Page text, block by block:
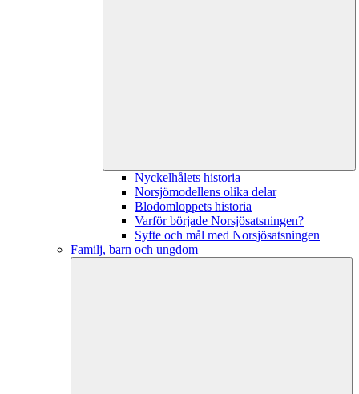
Nyckelhålets historia
Norsjömodellens olika delar
Blodomloppets historia
Varför började Norsjösatsningen?
Syfte och mål med Norsjösatsningen
Familj, barn och ungdom